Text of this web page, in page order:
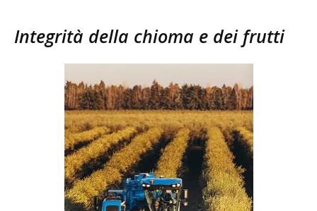
Integrità della chioma e dei frutti